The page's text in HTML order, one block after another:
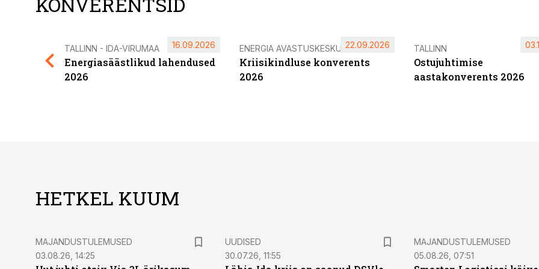
TALLINN - IDA-VIRUMAA
Energiasäästlikud lahendused
2026
16.09.2026 ENERGIA AVASTUSKESKUS
Kriisikindluse konverents
2026
22.09.2026 TALLINN
Ostujuhtimise
aastakonverents 2026
HETKEL KUUM
MAJANDUSTULEMUSED
03.08.26, 14:25
UUDISED
30.07.26, 11:55
MAJANDUSTULEMUSED
05.08.26, 07:51